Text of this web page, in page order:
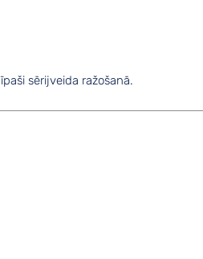
sērijveida ražošanā.